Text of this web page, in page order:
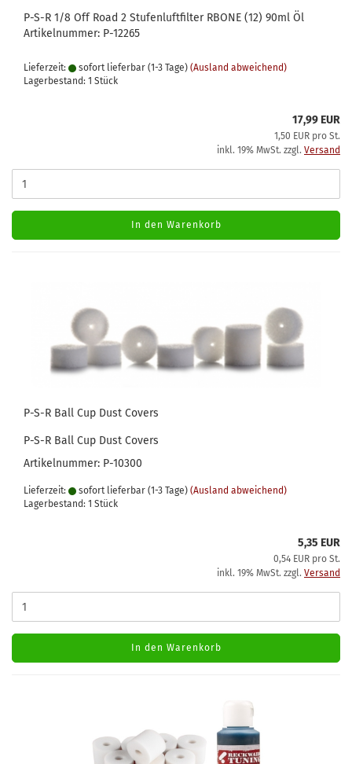
P-S-R 1/8 Off Road 2 Stufenluftfilter RBONE (12) 90ml Öl
Artikelnummer: P-12265
Lieferzeit: sofort lieferbar (1-3 Tage) (Ausland abweichend)
Lagerbestand: 1 Stück
17,99 EUR
1,50 EUR pro St.
inkl. 19% MwSt. zzgl. Versand
In den Warenkorb
P-S-R Ball Cup Dust Covers
P-S-R Ball Cup Dust Covers
Artikelnummer: P-10300
Lieferzeit: sofort lieferbar (1-3 Tage) (Ausland abweichend)
Lagerbestand: 1 Stück
5,35 EUR
0,54 EUR pro St.
inkl. 19% MwSt. zzgl. Versand
In den Warenkorb